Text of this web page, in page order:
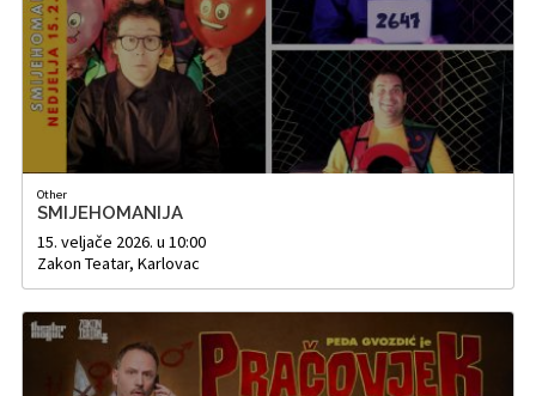
Other
SMIJEHOMANIJA
15. veljače 2026. u 10:00
Zakon Teatar, Karlovac